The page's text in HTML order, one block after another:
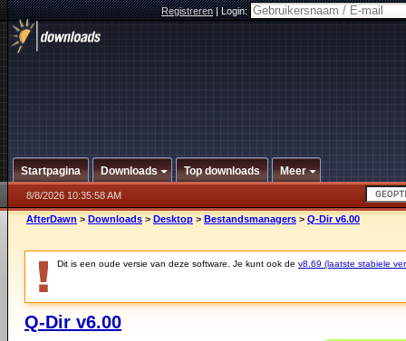
Registreren|Login:
Startpagina Downloads Top downloads Meer
8/8/2026 10:35:58 AM
AfterDawn > Downloads > Desktop > Bestandsmanagers > Q-Dir v6.00
Dit is een oude versie van deze software. Je kunt ook de v8.69 (laatste stabiele
Q-Dir v6.00